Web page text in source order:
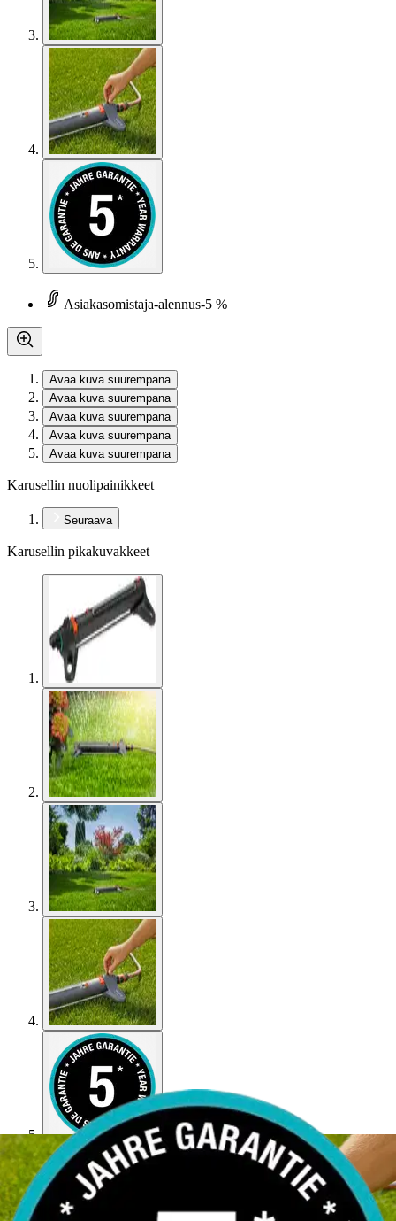
Asiakasomistaja-alennus-5 %
Avaa kuva suurempana
Avaa kuva suurempana
Avaa kuva suurempana
Avaa kuva suurempana
Avaa kuva suurempana
Karusellin nuolipainikkeet
Seuraava
Karusellin pikakuvakkeet
Gardena
Gardena Keinusadetin